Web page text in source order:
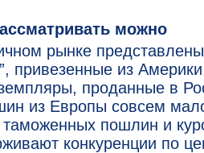
можно
рынке
привезенные из
проданные в
из Европы совсем
пошлин и
конкуренции по